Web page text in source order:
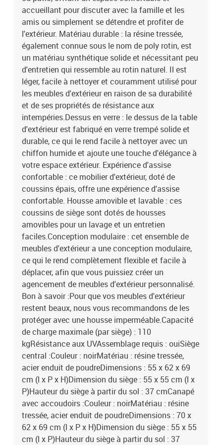
polyester)Matériau de remplissage du coussin de siège :
mousseMatériau de remplissage du coussin de dossier : fibre de
cotonDimensions du coussin de siège : 55 x 55 x 3 cm (l x P x
é)Dimensions du coussin de dossier : 55 x 45 x 13 cm (L x l x é)La
livraison contient :2 x siège central2 x canapé avec accoudoirs1 x
table de jardin4 x coussin de dossier4 x coussin de siège avec
housse amovible et lavable
accueillant pour discuter avec la famille et les
amis ou simplement se détendre et profiter de
l'extérieur. Matériau durable : la résine tressée,
également connue sous le nom de poly rotin, est
un matériau synthétique solide et nécessitant peu
d'entretien qui ressemble au rotin naturel. Il est
léger, facile à nettoyer et couramment utilisé pour
les meubles d'extérieur en raison de sa durabilité
et de ses propriétés de résistance aux
intempéries.Dessus en verre : le dessus de la table
d'extérieur est fabriqué en verre trempé solide et
durable, ce qui le rend facile à nettoyer avec un
chiffon humide et ajoute une touche d'élégance à
votre espace extérieur. Expérience d'assise
confortable : ce mobilier d'extérieur, doté de
coussins épais, offre une expérience d'assise
confortable. Housse amovible et lavable : ces
coussins de siège sont dotés de housses
amovibles pour un lavage et un entretien
faciles.Conception modulaire : cet ensemble de
meubles d'extérieur a une conception modulaire,
ce qui le rend complètement flexible et facile à
déplacer, afin que vous puissiez créer un
agencement de meubles d'extérieur personnalisé.
Bon à savoir :Pour que vos meubles d'extérieur
restent beaux, nous vous recommandons de les
protéger avec une housse imperméable.Capacité
de charge maximale (par siège) : 110
kgRésistance aux UVAssemblage requis : ouiSiège
central :Couleur : noirMatériau : résine tressée,
acier enduit de poudreDimensions : 55 x 62 x 69
cm (l x P x H)Dimension du siège : 55 x 55 cm (l x
P)Hauteur du siège à partir du sol : 37 cmCanapé
avec accoudoirs :Couleur : noirMatériau : résine
tressée, acier enduit de poudreDimensions : 70 x
62 x 69 cm (l x P x H)Dimension du siège : 55 x 55
cm (l x P)Hauteur du siège à partir du sol : 37